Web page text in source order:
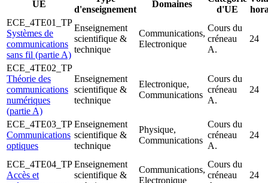
UE
d'enseignement
Domaines
d'UE
ECE_4TE01_TP
Systèmes de
communications
sans fil (partie A)
Enseignement
scientifique &
technique
Communications,
Electronique
Cours du
créneau
A.
24
ECE_4TE02_TP
Théorie des
communications
numériques
(partie A)
Enseignement
scientifique &
technique
Electronique,
Communications
Cours du
créneau
A.
24
ECE_4TE03_TP
Communications
optiques
Enseignement
scientifique &
technique
Physique,
Communications
Cours du
créneau
A.
24
ECE_4TE04_TP
Accès et
Enseignement
scientifique &
Communications,
Electronique
Cours du
créneau
24